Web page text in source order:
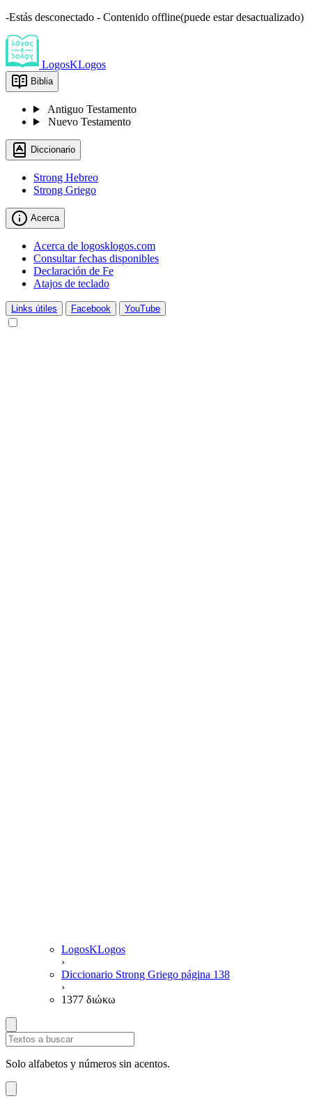
-Estás desconectado - Contenido offline(puede estar desactualizado)
LogosKLogos
Biblia
Antiguo Testamento
Nuevo Testamento
Diccionario
Strong Hebreo
Strong Griego
Acerca
Acerca de logosklogos.com
Consultar fechas disponibles
Declaración de Fe
Atajos de teclado
Links útiles Facebook YouTube
LogosKLogos
›
Diccionario Strong Griego página 138
›
1377 διώκω
Solo alfabetos y números sin acentos.